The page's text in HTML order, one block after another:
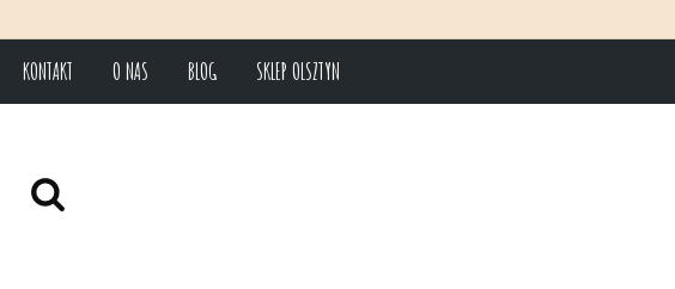
Przejdź
KONTAKT O NAS BLOG SKLEP OLSZTYN